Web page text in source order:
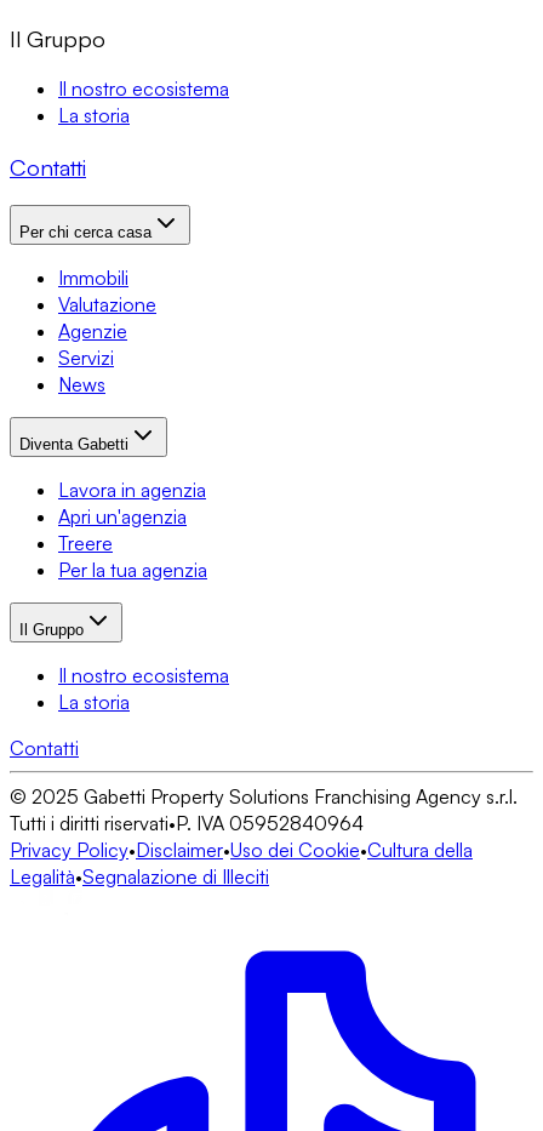
Il Gruppo
Il nostro ecosistema
La storia
Contatti
Per chi cerca casa
Immobili
Valutazione
Agenzie
Servizi
News
Diventa Gabetti
Lavora in agenzia
Apri un'agenzia
Treere
Per la tua agenzia
Il Gruppo
Il nostro ecosistema
La storia
Contatti
© 2025 Gabetti Property Solutions Franchising Agency s.r.l.
Tutti i diritti riservati•P. IVA 05952840964
Privacy Policy•Disclaimer•Uso dei Cookie•Cultura della
Legalità•Segnalazione di Illeciti